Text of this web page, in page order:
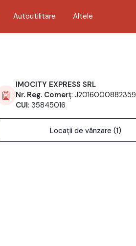
Autoutilitare Altele
IMOCITY EXPRESS SRL
Nr. Reg. Comerț: J2016000882359
CUI: 35845016
Locații de vânzare (1)